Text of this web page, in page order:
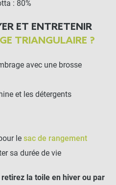
de tension pour voile
- +
€ -
: 80%
ET ENTRETENIR
TRIANGULAIRE ?
avec une brosse
et les détergents
le sac de rangement
sa durée de vie
retirez la toile en hiver ou par